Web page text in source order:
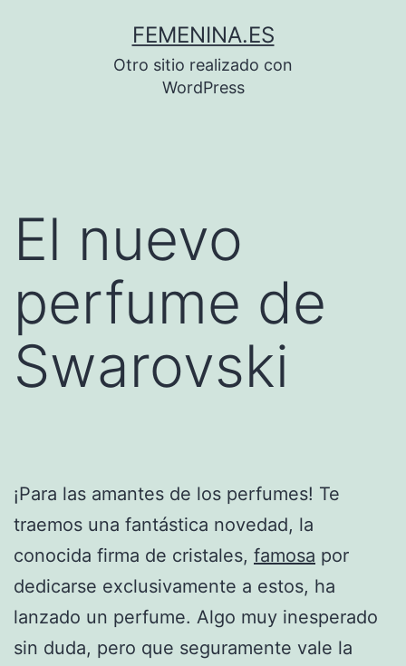
FEMENINA.ES
Otro sitio realizado con
WordPress
El nuevo
perfume de
Swarovski
¡Para las amantes de los perfumes! Te
traemos una fantástica novedad, la
conocida firma de cristales, famosa por
dedicarse exclusivamente a estos, ha
lanzado un perfume. Algo muy inesperado
sin duda, pero que seguramente vale la